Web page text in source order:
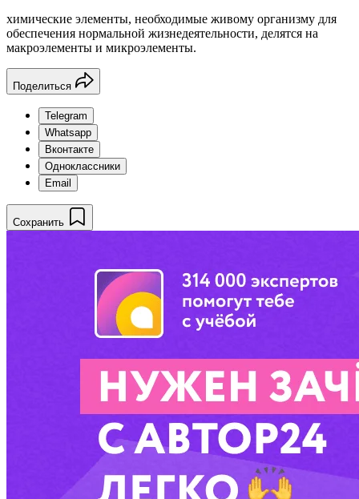
химические элементы, необходимые живому организму для
обеспечения нормальной жизнедеятельности, делятся на
макроэлементы и микроэлементы.
Поделиться
Telegram
Whatsapp
Вконтакте
Одноклассники
Email
Сохранить